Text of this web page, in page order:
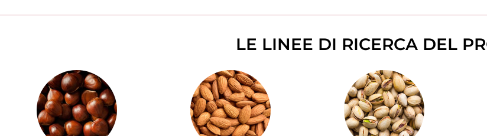
LE LINEE DI RICERCA DEL